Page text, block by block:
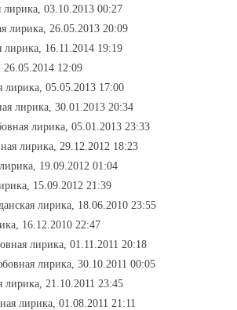
03.10.2013 00:27
лирика, 26.05.2013 20:09
лирика, 16.11.2014 19:19
12:09
лирика, 05.05.2013 17:00
лирика, 30.01.2013 20:34
лирика, 05.01.2013 23:33
лирика, 29.12.2012 18:23
19.09.2012 01:04
15.09.2012 21:39
лирика, 18.06.2010 23:55
16.12.2010 22:47
лирика, 01.11.2011 20:18
лирика, 30.10.2011 00:05
лирика, 21.10.2011 23:45
лирика, 01.08.2011 21:11